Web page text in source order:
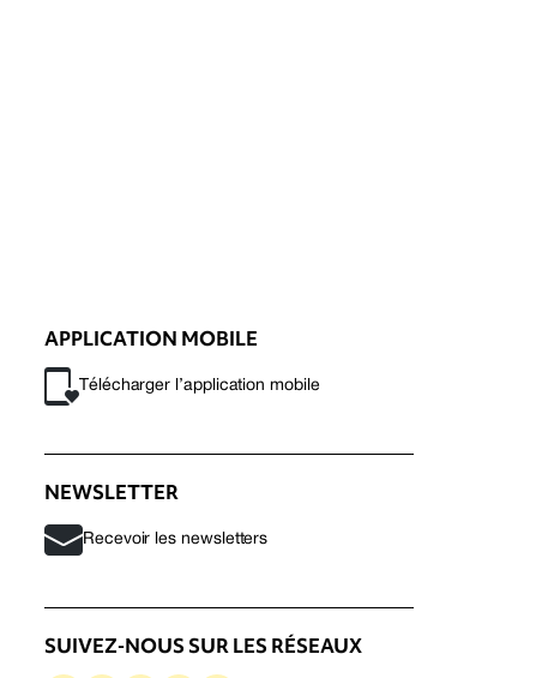
APPLICATION MOBILE
Télécharger l’application mobile
NEWSLETTER
Recevoir les newsletters
SUIVEZ-NOUS SUR LES RÉSEAUX